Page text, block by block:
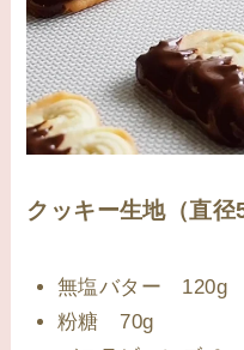
クッキー生地（直径
無塩バター 120g
粉糖 70g